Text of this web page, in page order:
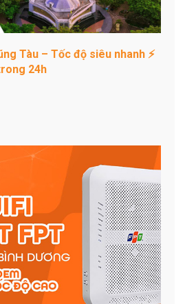
Tàu – Tốc độ siêu nhanh ⚡
24h